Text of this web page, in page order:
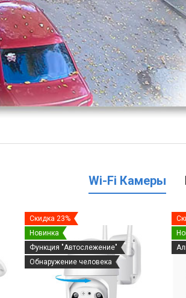
Wi-Fi Камеры
Скидка 23%
Новинка
Функция "Автослежение"
Обнаружение человека